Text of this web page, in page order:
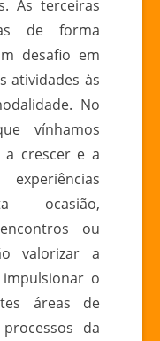
As terceiras
de forma
desafio em
atividades às
No
vínhamos
a crescer e a
ocasião,
ou
valorizar a
o
áreas de
da